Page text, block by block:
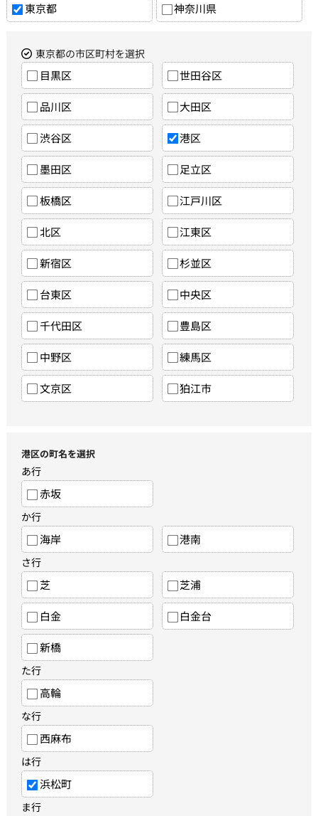
東京都 神奈川県
東京都の市区町村を選択
目黒区 世田谷区
品川区 大田区
渋谷区 港区
墨田区 足立区
板橋区 江戸川区
北区 江東区
新宿区 杉並区
台東区 中央区
千代田区 豊島区
中野区 練馬区
文京区 狛江市
港区の町名を選択
あ行
赤坂
か行
海岸 港南
さ行
芝 芝浦
白金 白金台
新橋
た行
高輪
な行
西麻布
は行
浜松町
ま行